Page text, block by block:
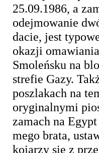
25.09.1986, a
odejmowanie
dacie, jest
okazji omawiania
Smoleńsku na
strefie Gazy.
poszlakach na
oryginalnymi
zamach na
mego brata,
kojarzy się z